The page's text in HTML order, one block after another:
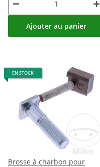
Ajouter au panier
EN STOCK
Brosse à charbon pour